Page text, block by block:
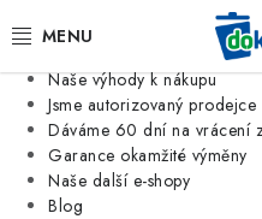
Jsme tradiční česká firma
Naše výhody k nákupu
Jsme autorizovaný prodejce
Dáváme 60 dní na vrácení
Garance okamžité výměny
Naše další e-shopy
Blog
KOŠE
SÁČKY